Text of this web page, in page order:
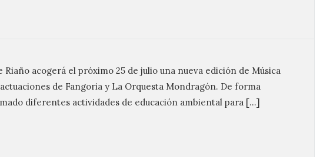
Riaño acogerá el próximo 25 de julio una nueva edición de Música
de Fangoria y La Orquesta Mondragón. De forma
diferentes actividades de educación ambiental para […]